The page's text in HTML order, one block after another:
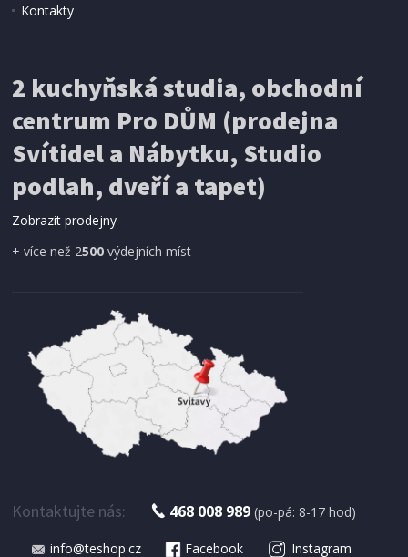
199 Kč Přidat do košíku
SÍŤ PROTI HMYZU
ProGarden KO-CY5910600 Síť proti hmyzu do
dveří magnetická 210 x 100 cm
Kontakty
2 kuchyňská studia, obchodní
centrum Pro DŮM (prodejna
Svítidel a Nábytku, Studio
podlah, dveří a tapet)
Zobrazit prodejny
+ více než 2500 výdejních míst
Kontaktujte nás: 468 008 989 (po-pá: 8-17 hod)
info@teshop.cz Facebook Instagram